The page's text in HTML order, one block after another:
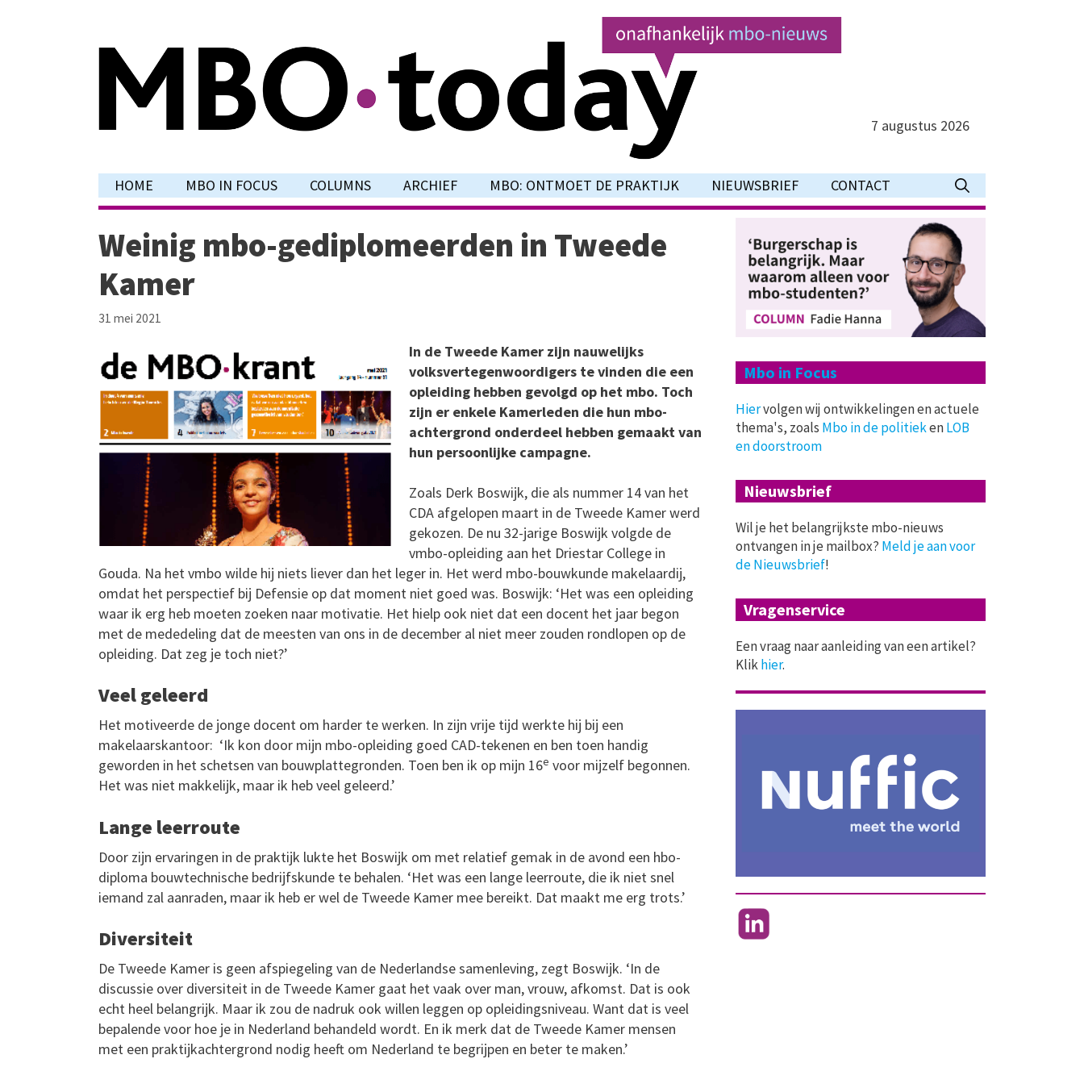
7 augustus 2026
HOME MBO IN FOCUS COLUMNS ARCHIEF MBO: ONTMOET DE PRAKTIJK NIEUWSBRIEF CONTACT
Weinig mbo-gediplomeerden in Tweede
Kamer
31 mei 2021
In de Tweede Kamer zijn nauwelijks
volksvertegenwoordigers te vinden die een
opleiding hebben gevolgd op het mbo. Toch
zijn er enkele Kamerleden die hun mbo-
achtergrond onderdeel hebben gemaakt van
hun persoonlijke campagne.
Zoals Derk Boswijk, die als nummer 14 van het
CDA afgelopen maart in de Tweede Kamer werd
gekozen. De nu 32-jarige Boswijk volgde de
vmbo-opleiding aan het Driestar College in
Gouda. Na het vmbo wilde hij niets liever dan het leger in. Het werd mbo-bouwkunde makelaardij,
omdat het perspectief bij Defensie op dat moment niet goed was. Boswijk: ‘Het was een opleiding
waar ik erg heb moeten zoeken naar motivatie. Het hielp ook niet dat een docent het jaar begon
met de mededeling dat de meesten van ons in de december al niet meer zouden rondlopen op de
opleiding. Dat zeg je toch niet?’
Veel geleerd
Het motiveerde de jonge docent om harder te werken. In zijn vrije tijd werkte hij bij een
makelaarskantoor: ‘Ik kon door mijn mbo-opleiding goed CAD-tekenen en ben toen handig
geworden in het schetsen van bouwplattegronden. Toen ben ik op mijn 16e voor mijzelf begonnen.
Het was niet makkelijk, maar ik heb veel geleerd.’
Lange leerroute
Door zijn ervaringen in de praktijk lukte het Boswijk om met relatief gemak in de avond een hbo-
diploma bouwtechnische bedrijfskunde te behalen. ‘Het was een lange leerroute, die ik niet snel
iemand zal aanraden, maar ik heb er wel de Tweede Kamer mee bereikt. Dat maakt me erg trots.’
Diversiteit
De Tweede Kamer is geen afspiegeling van de Nederlandse samenleving, zegt Boswijk. ‘In de
discussie over diversiteit in de Tweede Kamer gaat het vaak over man, vrouw, afkomst. Dat is ook
echt heel belangrijk. Maar ik zou de nadruk ook willen leggen op opleidingsniveau. Want dat is veel
bepalende voor hoe je in Nederland behandeld wordt. En ik merk dat de Tweede Kamer mensen
met een praktijkachtergrond nodig heeft om Nederland te begrijpen en beter te maken.’
Mbo in Focus
Hiervolgen wij ontwikkelingen en actuele
thema's, zoals Mbo in de politiekenLOB
en doorstroom
Nieuwsbrief
Wil je het belangrijkste mbo-nieuws
ontvangen in je mailbox? Meld je aan voor
de Nieuwsbrief!
Vragenservice
Een vraag naar aanleiding van een artikel?
Klikhier.